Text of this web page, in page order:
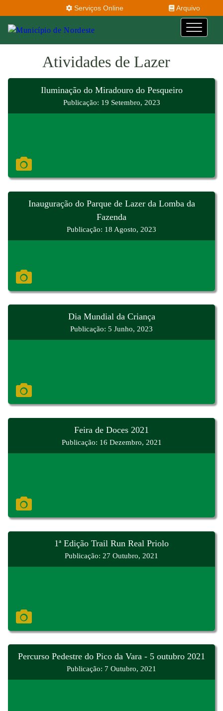
Serviços Online Arquivo
Atividades de Lazer
Iluminação do Miradouro do Pesqueiro
Publicação: 19 Setembro, 2023
Inauguração do Parque de Lazer da Lomba da
Fazenda
Publicação: 18 Agosto, 2023
Dia Mundial da Criança
Publicação: 5 Junho, 2023
Feira de Doces 2021
Publicação: 16 Dezembro, 2021
1ª Edição Trail Run Real Priolo
Publicação: 27 Outubro, 2021
Percurso Pedestre do Pico da Vara - 5 outubro 2021
Publicação: 7 Outubro, 2021